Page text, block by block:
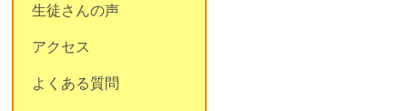
生徒さんの声
アクセス
よくある質問